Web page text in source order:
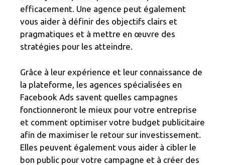
efficacement. Une agence peut également
vous aider à définir des objectifs clairs et
pragmatiques et à mettre en œuvre des
stratégies pour les atteindre.
Grâce à leur expérience et leur connaissance de
la plateforme, les agences spécialisées en
Facebook Ads savent quelles campagnes
fonctionneront le mieux pour votre entreprise
et comment optimiser votre budget publicitaire
afin de maximiser le retour sur investissement.
Elles peuvent également vous aider à cibler le
bon public pour votre campagne et à créer des